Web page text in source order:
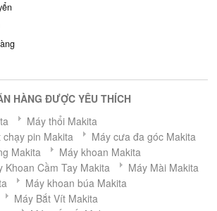
HÀNG ĐƯỢC YÊU THÍCH
Máy thổi Makita
pin Makita
Máy cưa đa góc Makita
Makita
Máy khoan Makita
Khoan Cầm Tay Makita
Máy Mài Makita
Máy khoan búa Makita
Máy Bắt Vít Makita